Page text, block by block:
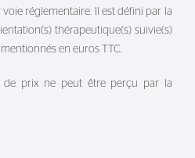
réglementaire. Il est défini par la
thérapeutique(s) suivie(s)
en euros TTC.
de prix ne peut être perçu par la